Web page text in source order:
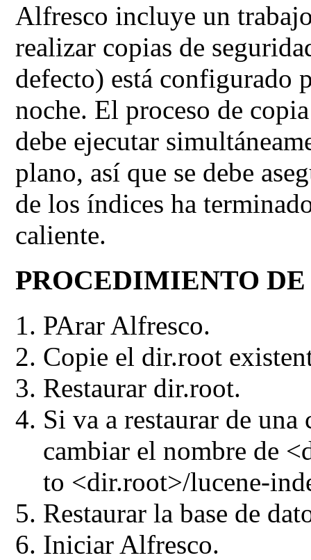
Alfresco incluye un
realizar copias de
defecto) está configurado
noche. El proceso de
debe ejecutar
plano, así que se debe
de los índices ha
caliente.
PROCEDIMIENTO
PArar Alfresco.
Copie el dir.root
Restaurar dir.root.
Si va a restaurar de
cambiar el nombre de
to <dir.root>/lucene-
Restaurar la base de
Iniciar Alfresco.